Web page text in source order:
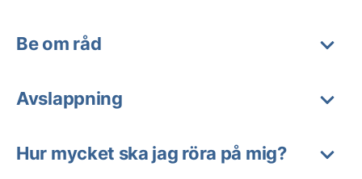
Be om råd
Avslappning
Hur mycket ska jag röra på mig?